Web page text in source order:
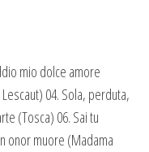
mio dolce amore
04. Sola, perduta,
(Tosca) 06. Sai tu
onor muore (Madama